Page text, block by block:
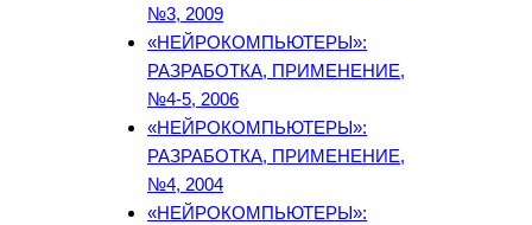
№3, 2009
«НЕЙРОКОМПЬЮТЕРЫ»:
РАЗРАБОТКА, ПРИМЕНЕНИЕ,
№4-5, 2006
«НЕЙРОКОМПЬЮТЕРЫ»:
РАЗРАБОТКА, ПРИМЕНЕНИЕ,
№4, 2004
«НЕЙРОКОМПЬЮТЕРЫ»: